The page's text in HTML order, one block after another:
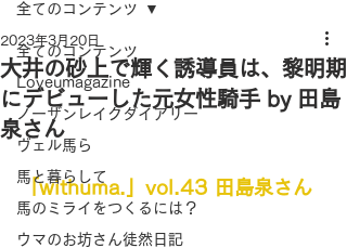
全てのコンテンツ
Loveumagazine
ノーザンレイクダイアリー
ヴェル馬ら
馬と暮らして
馬のミライをつくるには？
ウマのお坊さん徒然日記
全てのコンテンツ
大井の砂上で輝く誘導員は、黎明期
にデビューした元女性騎手 by 田島
泉さん
2023年3月20日
「withuma.」vol.43 田島泉さん